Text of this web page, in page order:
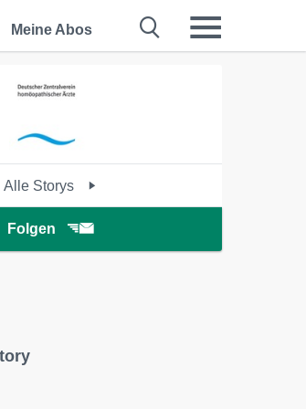
Meine Abos
Alle Storys
Folgen